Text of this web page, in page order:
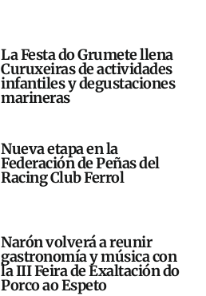
La Festa do Grumete llena
Curuxeiras de actividades
infantiles y degustaciones
marineras
Nueva etapa en la
Federación de Peñas del
Racing Club Ferrol
Narón volverá a reunir
gastronomía y música con
la III Feira de Exaltación do
Porco ao Espeto